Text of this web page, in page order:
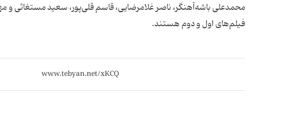
محمدعلی باشه‌آهنگر، ناصر غلامرضایی، قاسم قلی‌پور، سعید مستغاثی
فیلم‌های اول و دوم هستند.